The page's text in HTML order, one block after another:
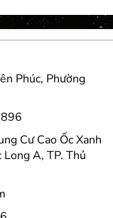
Phúc, Phường
Cư Cao Ốc Xanh
A, TP. Thủ